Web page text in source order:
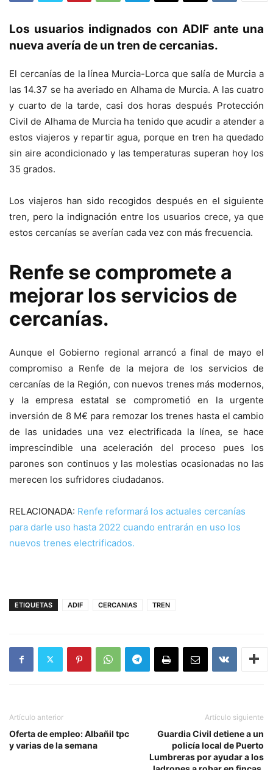
Los usuarios indignados con ADIF ante una
nueva avería de un tren de cercanias.
El cercanías de la línea Murcia-Lorca que salía de Murcia a
las 14.37 se ha averiado en Alhama de Murcia. A las cuatro
y cuarto de la tarde, casi dos horas después Protección
Civil de Alhama de Murcia ha tenido que acudir a atender a
estos viajeros y repartir agua, porque en tren ha quedado
sin aire acondicionado y las temperaturas superan hoy los
35 grados.
Los viajeros han sido recogidos después en el siguiente
tren, pero la indignación entre los usuarios crece, ya que
estos cercanías se averían cada vez con más frecuencia.
Renfe se compromete a
mejorar los servicios de
cercanías.
Aunque el Gobierno regional arrancó a final de mayo el
compromiso a Renfe de la mejora de los servicios de
cercanías de la Región, con nuevos trenes más modernos,
y la empresa estatal se comprometió en la urgente
inversión de 8 M€ para remozar los trenes hasta el cambio
de las unidades una vez electrificada la línea, se hace
imprescindible una aceleración del proceso pues los
parones son continuos y las molestias ocasionadas no las
merecen los sufridores ciudadanos.
RELACIONADA: Renfe reformará los actuales cercanías
para darle uso hasta 2022 cuando entrarán en uso los
nuevos trenes electrificados.
ETIQUETAS ADIF CERCANIAS TREN
Artículo anterior
Oferta de empleo: Albañil tpc
y varias de la semana
Artículo siguiente
Guardia Civil detiene a un
policía local de Puerto
Lumbreras por ayudar a los